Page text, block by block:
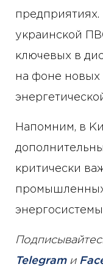
украинской
ключевых в
на фоне новых
Напомним, в
критически
промышленных
Telegramи